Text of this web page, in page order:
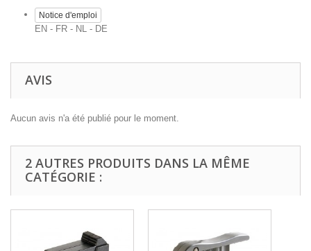
Notice d'emploi
EN - FR - NL - DE
AVIS
Aucun avis n'a été publié pour le moment.
2 AUTRES PRODUITS DANS LA MÊME
CATÉGORIE :